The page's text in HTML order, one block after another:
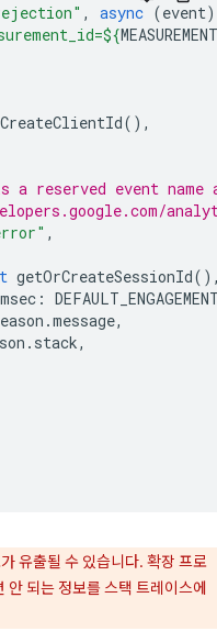
, async (event)
${
(),
event name
,
getOrCreateSessionId
:
.message,
. stack,
유출될 수 있습니다. 확장 프로
되는 정보를 스택 트레이스에